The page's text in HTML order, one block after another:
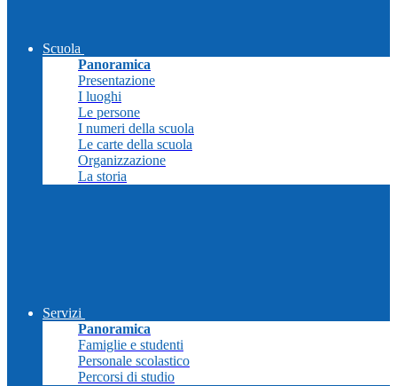
Scuola
Panoramica
Presentazione
I luoghi
Le persone
I numeri della scuola
Le carte della scuola
Organizzazione
La storia
Servizi
Panoramica
Famiglie e studenti
Personale scolastico
Percorsi di studio